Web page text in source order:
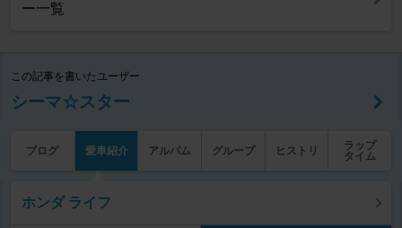
ー一覧
この記事を書いたユーザー
シーマ☆スター
ブログ 愛車紹介 アルバム グループ ヒストリ
ラップ
タイム
ホンダ ライフ